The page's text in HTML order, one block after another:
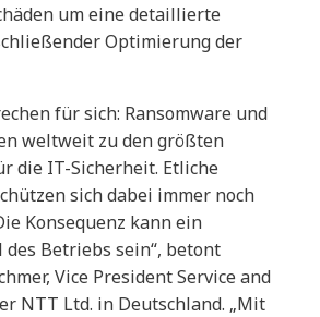
um eine detaillierte
Optimierung der
für sich: Ransomware und
weltweit zu den größten
die IT-Sicherheit. Etliche
sich dabei immer noch
Konsequenz kann ein
Betriebs sein“, betont
Vice President Service and
NTT Ltd. in Deutschland. „Mit